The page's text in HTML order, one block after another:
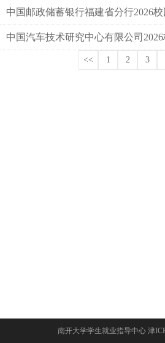
中国邮政储蓄银行福建省分行2026
中国汽车技术研究中心有限公司
<< 1 2 3
南开大学学生就业指导中心 津